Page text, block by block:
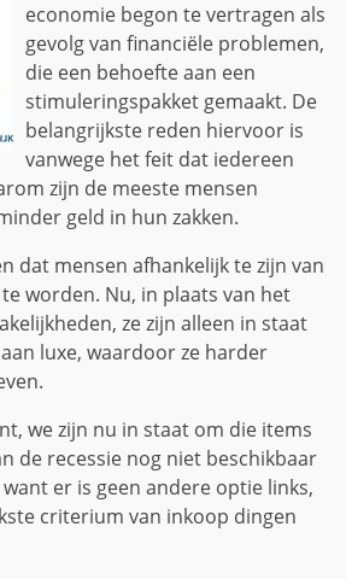
economie begon te vertragen als
gevolg van financiële problemen,
die een behoefte aan een
stimuleringspakket gemaakt. De
belangrijkste reden hiervoor is
vanwege het feit dat iedereen
zijn de meeste mensen
geld in hun zakken.
dat mensen afhankelijk te zijn van
worden. Nu, in plaats van het
ze zijn alleen in staat
luxe, waardoor ze harder
we zijn nu in staat om die items
de recessie nog niet beschikbaar
er is geen andere optie links,
criterium van inkoop dingen